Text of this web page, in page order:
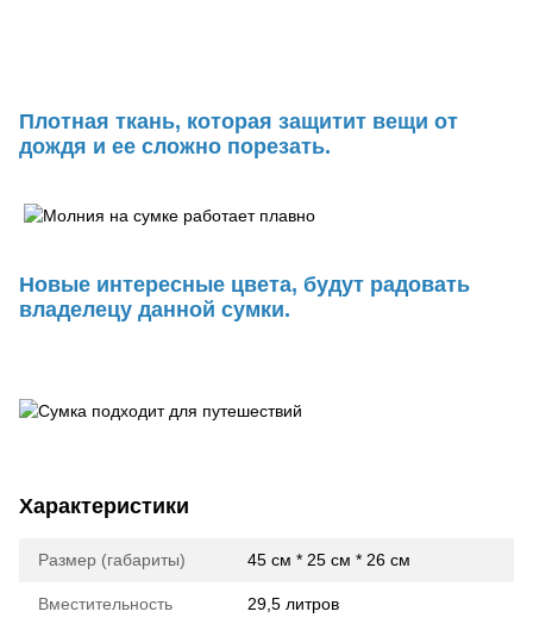
Плотная ткань, которая защитит вещи от
дождя и ее сложно порезать.
Новые интересные цвета, будут радовать
владелецу данной сумки.
Характеристики
Размер (габариты) 45 см * 25 см * 26 см
Вместительность 29,5 литров